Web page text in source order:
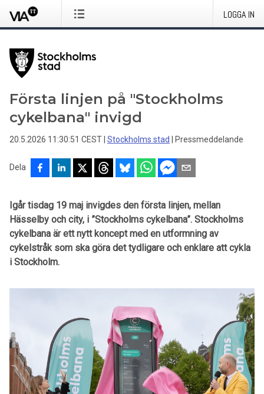
LOGGA IN
Första linjen på "Stockholms
cykelbana" invigd
20.5.2026 11:30:51 CEST Stockholms stad Pressmeddelande
Dela
Igår tisdag 19 maj invigdes den första linjen, mellan
Hässelby och city, i ”Stockholms cykelbana”. Stockholms
cykelbana är ett nytt koncept med en utformning av
cykelstråk som ska göra det tydligare och enklare att cykla
i Stockholm.